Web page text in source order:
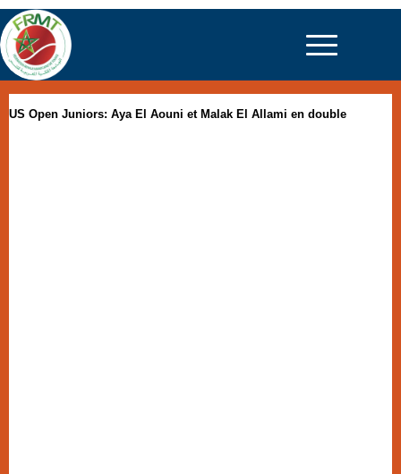
US Open Juniors: Aya El Aouni et Malak El Allami en double